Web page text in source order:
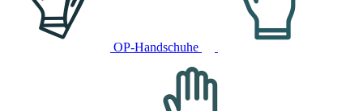
OP-Handschuhe